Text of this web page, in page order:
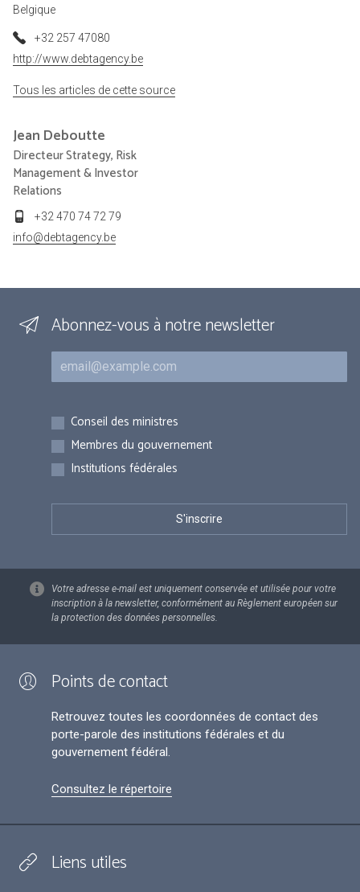
Belgique
+32 257 47080
http://www.debtagency.be
Tous les articles de cette source
Jean Deboutte
Directeur Strategy, Risk
Management & Investor
Relations
+32 470 74 72 79
info@debtagency.be
Abonnez-vous à notre newsletter
Courriel
Inscriptions
Conseil des ministres
Membres du gouvernement
Institutions fédérales
Votre adresse e-mail est uniquement conservée et utilisée pour votre
inscription à la newsletter, conformément au Règlement européen sur
la protection des données personnelles.
Points de contact
Retrouvez toutes les coordonnées de contact des
porte-parole des institutions fédérales et du
gouvernement fédéral.
Consultez le répertoire
Liens utiles